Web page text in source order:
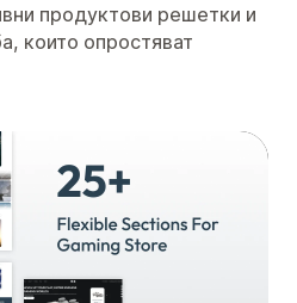
продуктови решетки и
които опростяват